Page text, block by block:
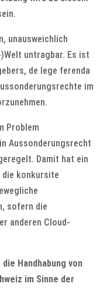
unausweichlich
untragbar. Es ist
de lege ferenda
im
Problem
Aussonderungsrecht
Damit hat ein
die konkursite
sofern die
anderen Cloud-
Handhabung von
im Sinne der